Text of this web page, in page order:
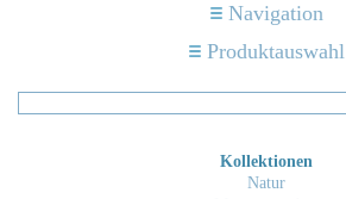
Navigation
Produktauswahl
Kollektionen
Natur